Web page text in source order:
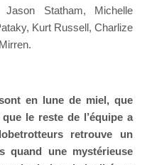
Statham, Michelle
Kurt Russell, Charlize
en lune de miel, que
le reste de l’équipe a
retrouve un
quand une mystérieuse